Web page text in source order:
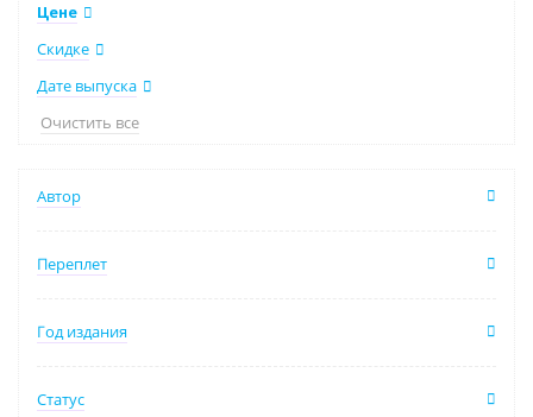
Цене
Скидке
Дате выпуска
Очистить все
Автор
Переплет
Год издания
Статус